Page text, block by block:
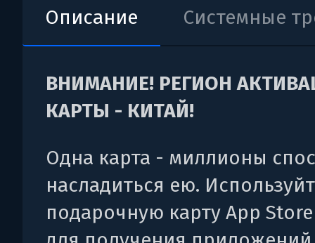
Описание Системные
ВНИМАНИЕ! РЕГИОН
КАРТЫ - КИТАЙ!
Одна карта - миллионы
насладиться ею.
подарочную карту App